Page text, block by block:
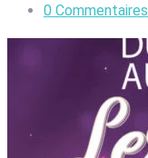
0 Commentaires